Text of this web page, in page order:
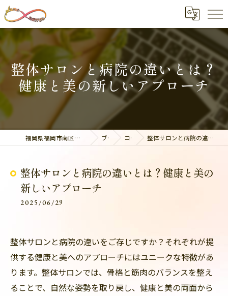
整体サロンと病院の違いとは？
健康と美の新しいアプローチ
福岡県福岡市南区の整体なら美容整骨サロン plume ブログ コラム 整体サロンと病院の違いとは？健康と美の新しいアプローチ
整体サロンと病院の違いとは？健康と美の
新しいアプローチ
2025/06/29
整体サロンと病院の違いをご存じですか？それぞれが提
供する健康と美へのアプローチにはユニークな特徴があ
ります。整体サロンでは、骨格と筋肉のバランスを整え
ることで、自然な姿勢を取り戻し、健康と美の両面から